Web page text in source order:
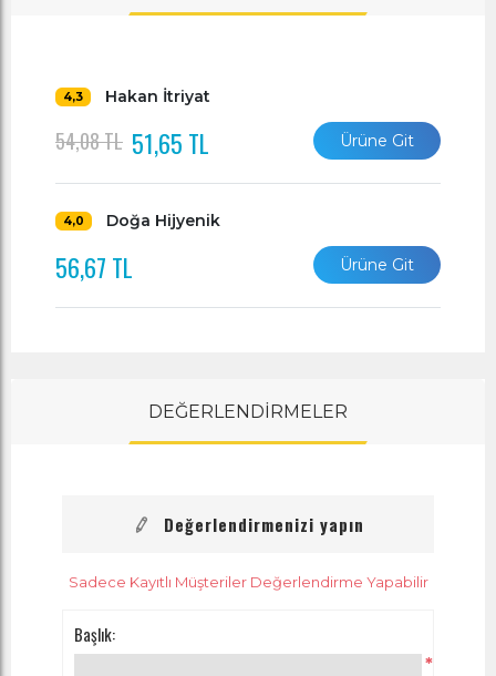
4,3 Hakan İtriyat
54,08 TL 51,65 TL Ürüne Git
4,0 Doğa Hijyenik
56,67 TL Ürüne Git
DEĞERLENDİRMELER
Değerlendirmenizi yapın
Sadece Kayıtlı Müşteriler Değerlendirme Yapabilir
Başlık:
*